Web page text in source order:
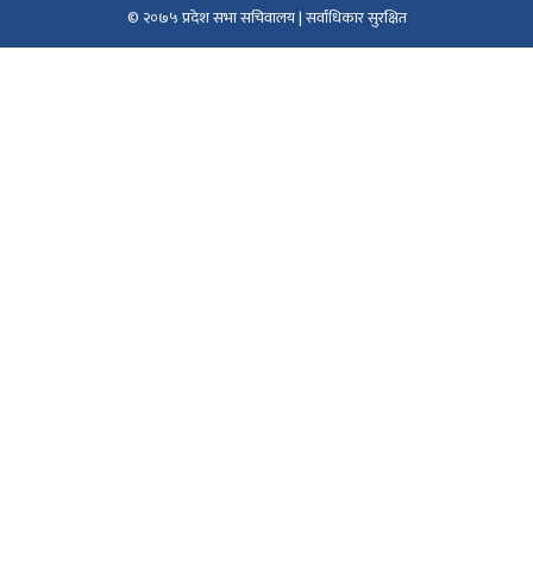
© २०७५ प्रदेश सभा सचिवालय | सर्वाधिकार सुरक्षित